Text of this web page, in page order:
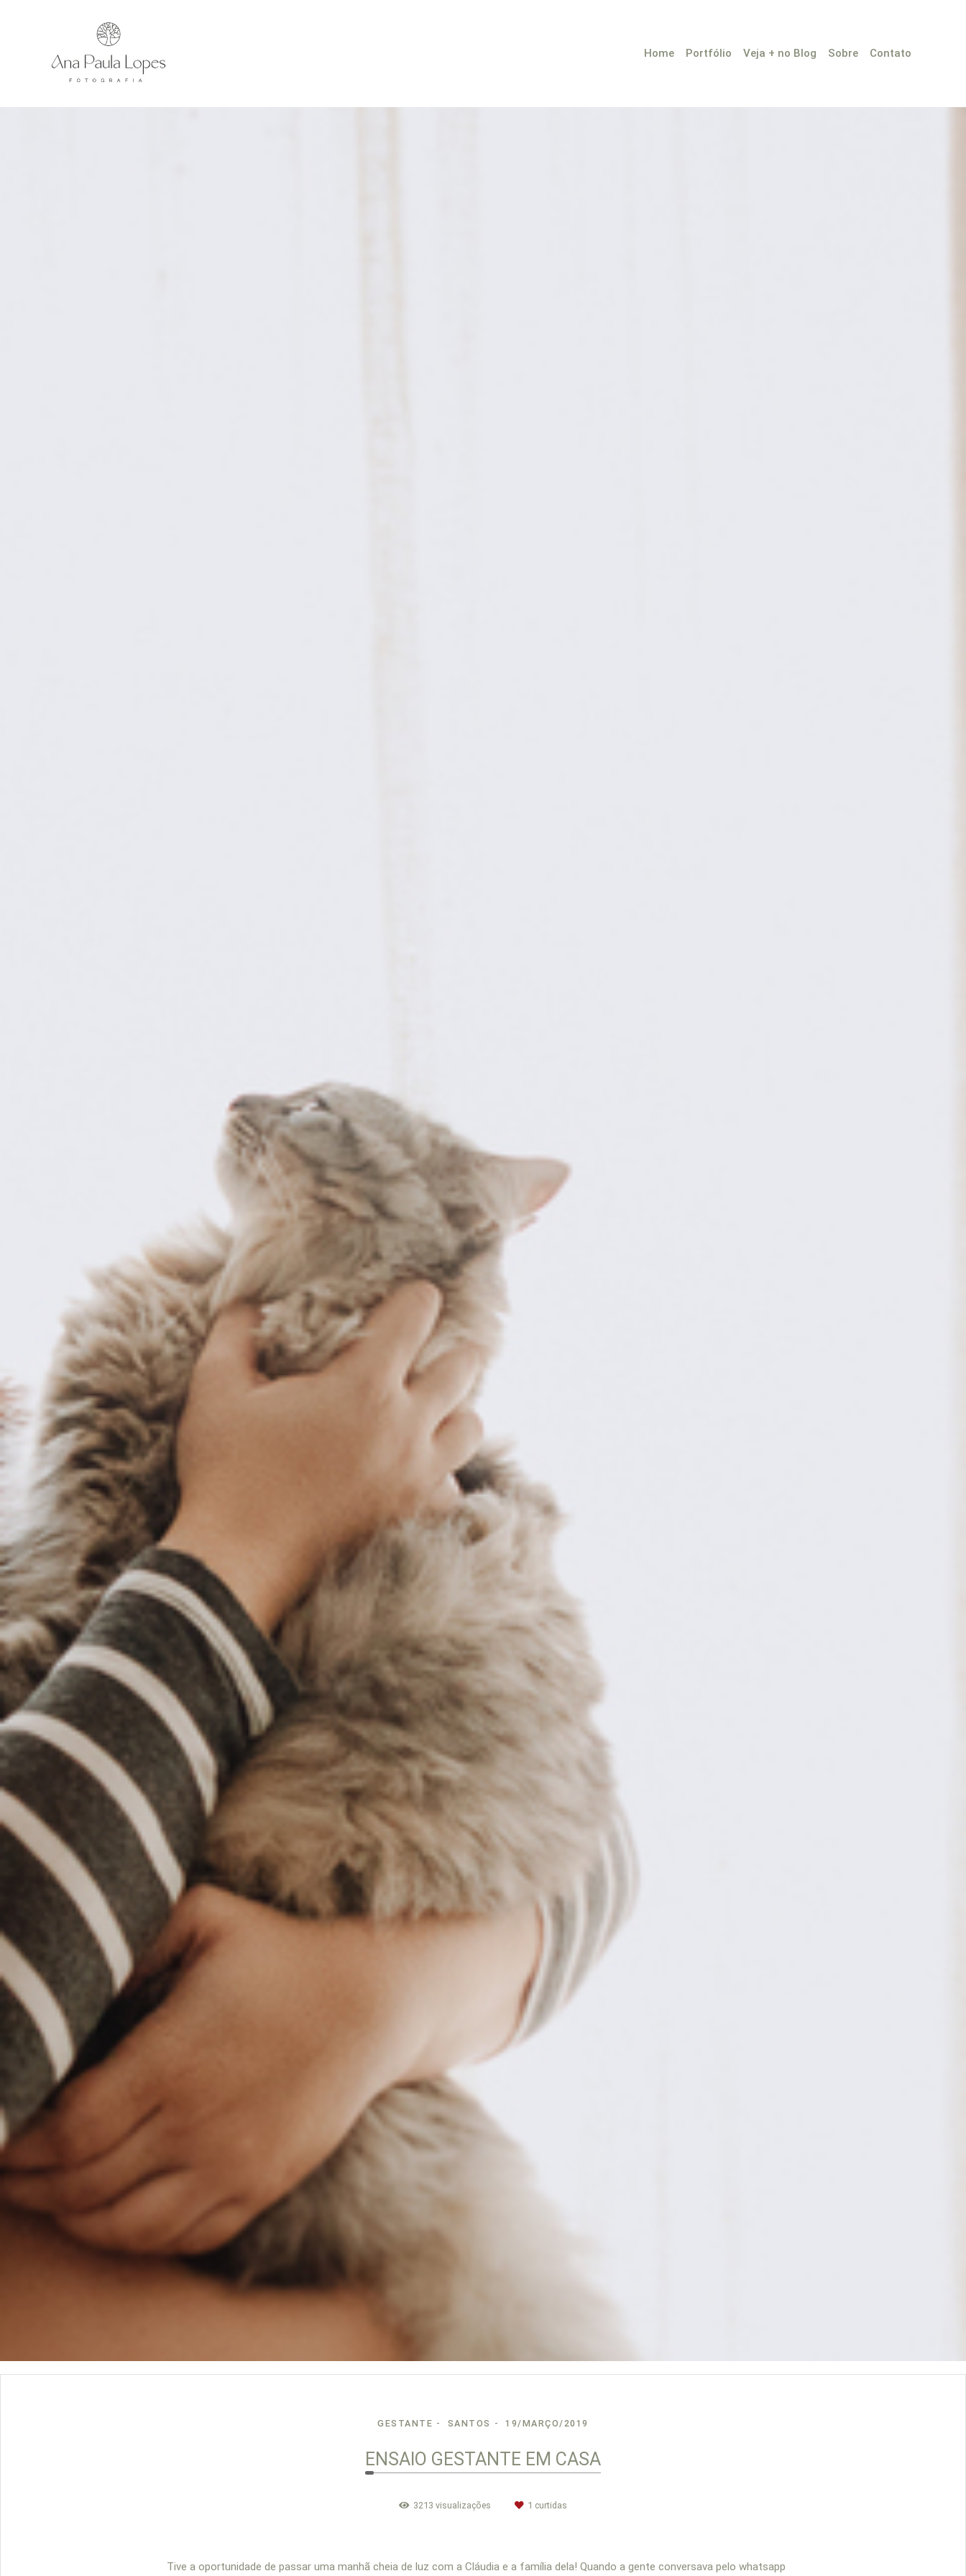
Home Portfólio Veja + no Blog Sobre Contato
GESTANTE SANTOS 19/MARÇO/2019
ENSAIO GESTANTE EM CASA
3213 visualizações 1 curtidas
Tive a oportunidade de passar uma manhã cheia de luz com a Cláudia e a família dela! Quando a gente conversava pelo whatsapp